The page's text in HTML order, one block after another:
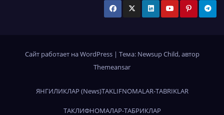
Сайт работает на WordPress | Тема: Newsup Child, автор
Themeansar
ЯНГИЛИКЛАР (News)TAKLIFNOMALAR-TABRIKLAR
ТАКЛИФНОМАЛАР-ТАБРИКЛАР